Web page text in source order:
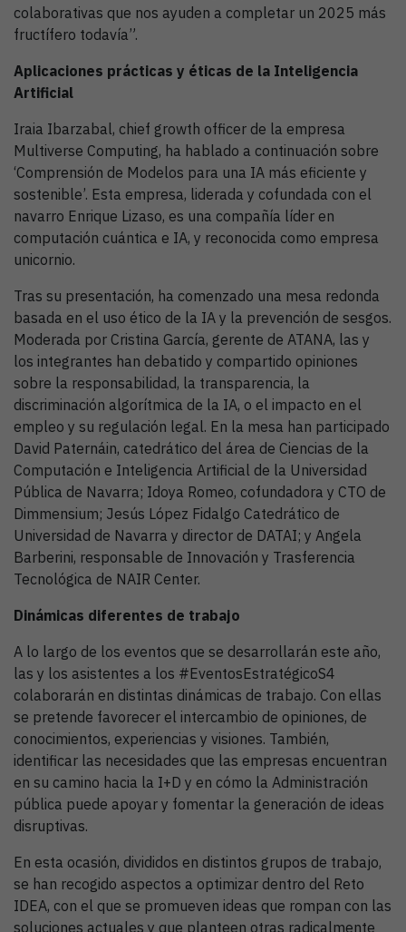
colaborativas que nos ayuden a completar un 2025 más
fructífero todavía”.
Aplicaciones prácticas y éticas de la Inteligencia
Artificial
Iraia Ibarzabal, chief growth officer de la empresa
Multiverse Computing, ha hablado a continuación sobre
‘Comprensión de Modelos para una IA más eficiente y
sostenible’. Esta empresa, liderada y cofundada con el
navarro Enrique Lizaso, es una compañía líder en
computación cuántica e IA, y reconocida como empresa
unicornio.
Tras su presentación, ha comenzado una mesa redonda
basada en el uso ético de la IA y la prevención de sesgos.
Moderada por Cristina García, gerente de ATANA, las y
los integrantes han debatido y compartido opiniones
sobre la responsabilidad, la transparencia, la
discriminación algorítmica de la IA, o el impacto en el
empleo y su regulación legal. En la mesa han participado
David Paternáin, catedrático del área de Ciencias de la
Computación e Inteligencia Artificial de la Universidad
Pública de Navarra; Idoya Romeo, cofundadora y CTO de
Dimmensium; Jesús López Fidalgo Catedrático de
Universidad de Navarra y director de DATAI; y Angela
Barberini, responsable de Innovación y Trasferencia
Tecnológica de NAIR Center.
Dinámicas diferentes de trabajo
A lo largo de los eventos que se desarrollarán este año,
las y los asistentes a los #EventosEstratégicoS4
colaborarán en distintas dinámicas de trabajo. Con ellas
se pretende favorecer el intercambio de opiniones, de
conocimientos, experiencias y visiones. También,
identificar las necesidades que las empresas encuentran
en su camino hacia la I+D y en cómo la Administración
pública puede apoyar y fomentar la generación de ideas
disruptivas.
En esta ocasión, divididos en distintos grupos de trabajo,
se han recogido aspectos a optimizar dentro del Reto
IDEA, con el que se promueven ideas que rompan con las
soluciones actuales y que planteen otras radicalmente